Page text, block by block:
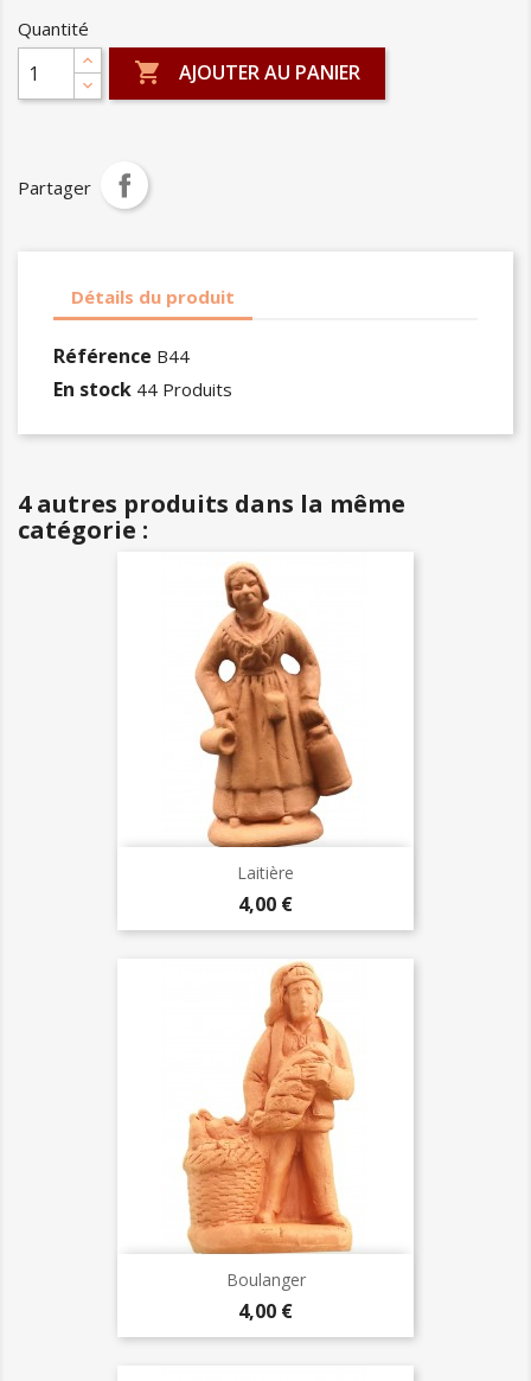
Quantité
 AJOUTER AU PANIER
Partager
Détails du produit
Référence B44
En stock 44 Produits
4 autres produits dans la même
catégorie :
Laitière
Prix
4,00 €
Boulanger
Prix
4,00 €